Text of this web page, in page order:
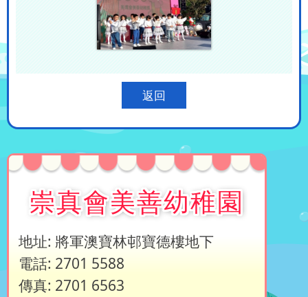
返回
崇真會美善幼稚園
地址: 將軍澳寶林邨寶德樓地下
電話: 2701 5588
傳真: 2701 6563